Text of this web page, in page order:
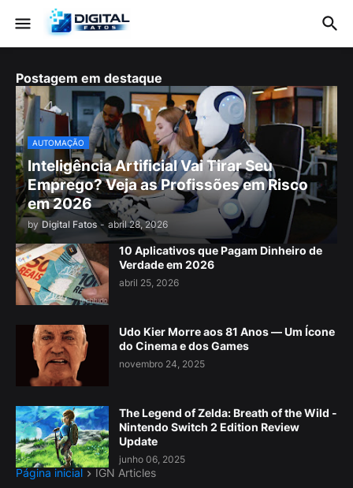
Postagem em destaque
AUTOMAÇÃO
Inteligência Artificial Vai Tirar Seu
Emprego? Veja as Profissões em Risco
em 2026
by Digital Fatos - abril 28, 2026
10 Aplicativos que Pagam Dinheiro de
Verdade em 2026
abril 25, 2026
Udo Kier Morre aos 81 Anos — Um Ícone
do Cinema e dos Games
novembro 24, 2025
The Legend of Zelda: Breath of the Wild -
Nintendo Switch 2 Edition Review
Update
junho 06, 2025
Página inicial IGN Articles